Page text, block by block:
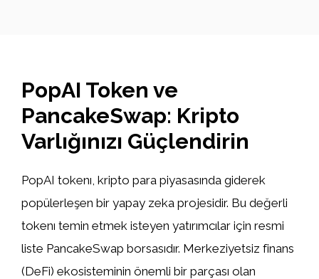
PopAI Token ve
PancakeSwap: Kripto
Varlığınızı Güçlendirin
PopAI tokenı, kripto para piyasasında giderek
popülerleşen bir yapay zeka projesidir. Bu değerli
tokenı temin etmek isteyen yatırımcılar için resmi
liste PancakeSwap borsasıdır. Merkeziyetsiz finans
(DeFi) ekosisteminin önemli bir parçası olan